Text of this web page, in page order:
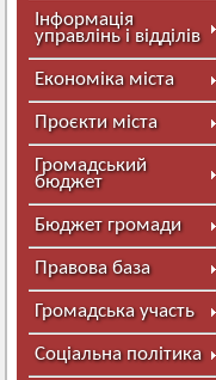
Інформація
управлінь і відділів
Економіка міста
Проєкти міста
Громадський
бюджет
Бюджет громади
Правова база
Громадська участь
Соціальна політика